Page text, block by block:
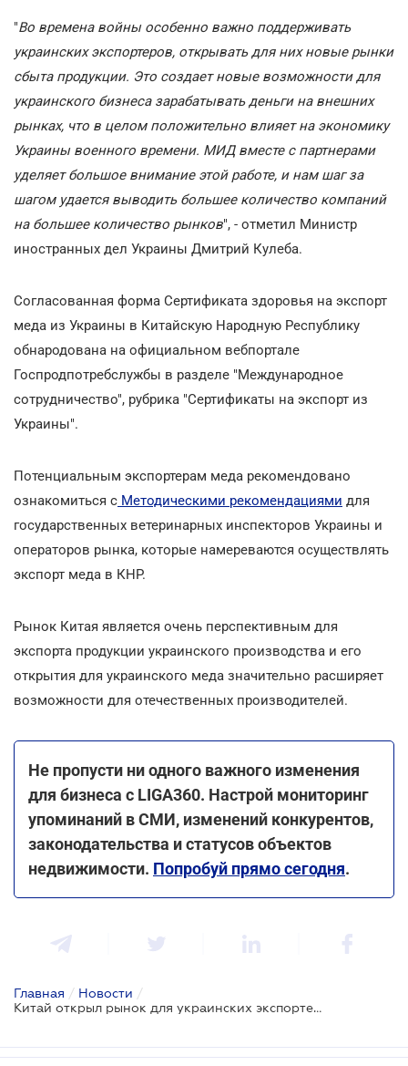
"Во времена войны особенно важно поддерживать
украинских экспортеров, открывать для них новые рынки
сбыта продукции. Это создает новые возможности для
украинского бизнеса зарабатывать деньги на внешних
рынках, что в целом положительно влияет на экономику
Украины военного времени. МИД вместе с партнерами
уделяет большое внимание этой работе, и нам шаг за
шагом удается выводить большее количество компаний
на большее количество рынков", - отметил Министр
иностранных дел Украины Дмитрий Кулеба.
Согласованная форма Сертификата здоровья на экспорт
меда из Украины в Китайскую Народную Республику
обнародована на официальном вебпортале
Госпродпотребслужбы в разделе "Международное
сотрудничество", рубрика "Сертификаты на экспорт из
Украины".
Потенциальным экспортерам меда рекомендовано
ознакомиться с Методическими рекомендациями для
государственных ветеринарных инспекторов Украины и
операторов рынка, которые намереваются осуществлять
экспорт меда в КНР.
Рынок Китая является очень перспективным для
экспорта продукции украинского производства и его
открытия для украинского меда значительно расширяет
возможности для отечественных производителей.
Не пропусти ни одного важного изменения
для бизнеса с LIGA360. Настрой мониторинг
упоминаний в СМИ, изменений конкурентов,
законодательства и статусов объектов
недвижимости. Попробуй прямо сегодня.
Главная / Новости /
Китай открыл рынок для украинских экспортеров меда